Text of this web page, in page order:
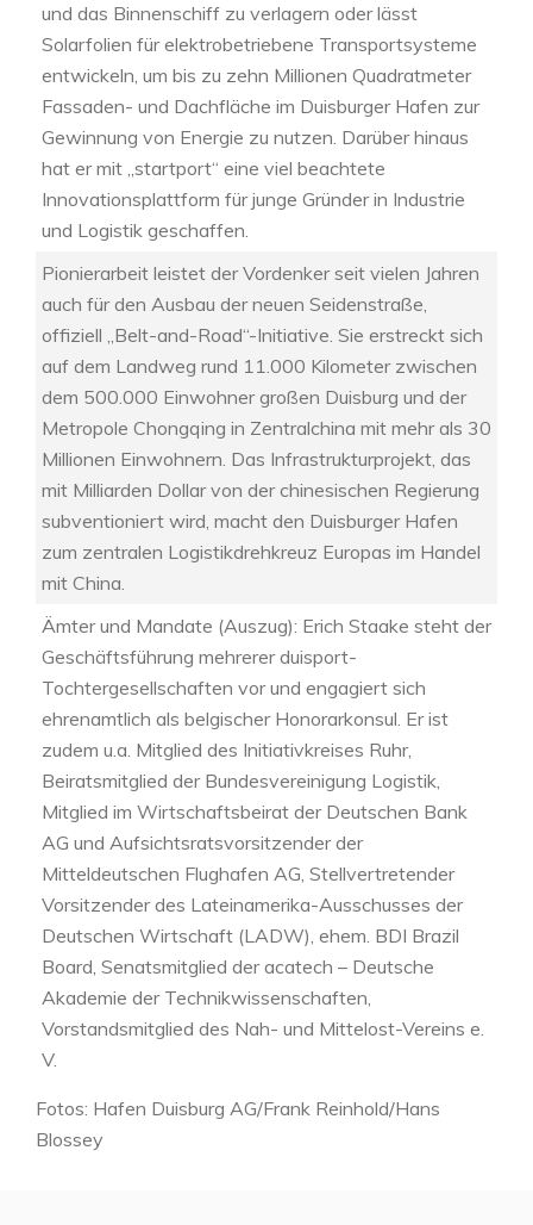
und das Binnenschiff zu verlagern oder lässt
Solarfolien für elektrobetriebene Transportsysteme
entwickeln, um bis zu zehn Millionen Quadratmeter
Fassaden- und Dachfläche im Duisburger Hafen zur
Gewinnung von Energie zu nutzen. Darüber hinaus
hat er mit „startport“ eine viel beachtete
Innovationsplattform für junge Gründer in Industrie
und Logistik geschaffen.
Pionierarbeit leistet der Vordenker seit vielen Jahren
auch für den Ausbau der neuen Seidenstraße,
offiziell „Belt-and-Road“-Initiative. Sie erstreckt sich
auf dem Landweg rund 11.000 Kilometer zwischen
dem 500.000 Einwohner großen Duisburg und der
Metropole Chongqing in Zentralchina mit mehr als 30
Millionen Einwohnern. Das Infrastrukturprojekt, das
mit Milliarden Dollar von der chinesischen Regierung
subventioniert wird, macht den Duisburger Hafen
zum zentralen Logistikdrehkreuz Europas im Handel
mit China.
Ämter und Mandate (Auszug): Erich Staake steht der
Geschäftsführung mehrerer duisport-
Tochtergesellschaften vor und engagiert sich
ehrenamtlich als belgischer Honorarkonsul. Er ist
zudem u.a. Mitglied des Initiativkreises Ruhr,
Beiratsmitglied der Bundesvereinigung Logistik,
Mitglied im Wirtschaftsbeirat der Deutschen Bank
AG und Aufsichtsratsvorsitzender der
Mitteldeutschen Flughafen AG, Stellvertretender
Vorsitzender des Lateinamerika-Ausschusses der
Deutschen Wirtschaft (LADW), ehem. BDI Brazil
Board, Senatsmitglied der acatech – Deutsche
Akademie der Technikwissenschaften,
Vorstandsmitglied des Nah- und Mittelost-Vereins e.
V.
Fotos: Hafen Duisburg AG/Frank Reinhold/Hans
Blossey